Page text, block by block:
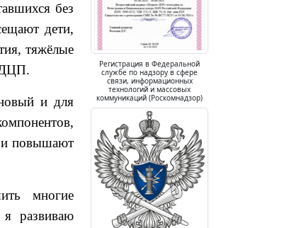
без
дети,
тяжёлые
ДЦП.
и для
и повышают
многие
развиваю
Регистрация в Федеральной
службе по надзору в сфере
связи, информационных
технологий и массовых
коммуникаций (Роскомнадзор)